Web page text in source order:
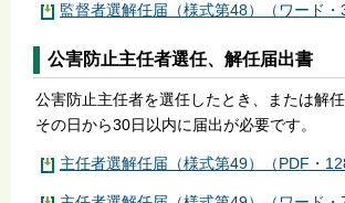
監督者選解任届（様式第48）（ワード・
公害防止主任者選任、解任届出書
公害防止主任者を選任したとき、または解任
その日から30日以内に届出が必要です。
主任者選解任届（様式第49）（PDF・